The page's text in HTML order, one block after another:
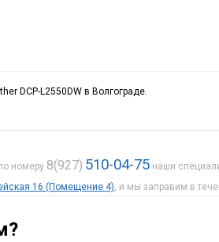
DCP-L2550DW в Волгограде.
номеру 8(927) 510-04-75 наши
16 (Помещение 4), и мы заправим в